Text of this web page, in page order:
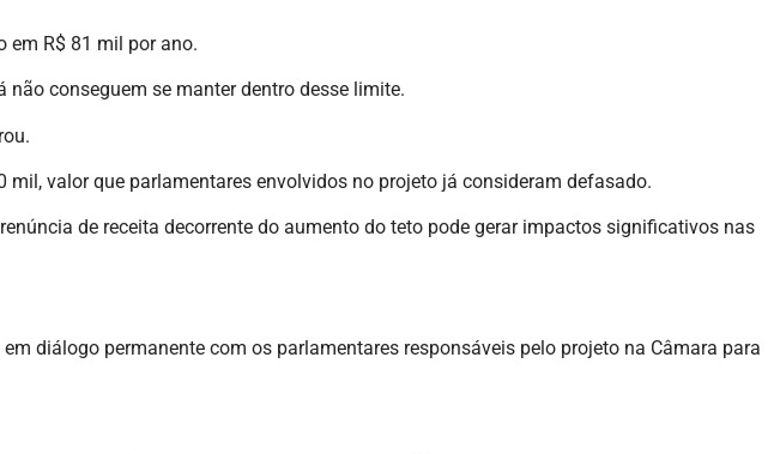
em R$ 81 mil por ano.
conseguem se manter dentro desse limite.
valor que parlamentares envolvidos no projeto já consideram defasado.
de receita decorrente do aumento do teto pode gerar impactos significativos nas
diálogo permanente com os parlamentares responsáveis pelo projeto na Câmara para